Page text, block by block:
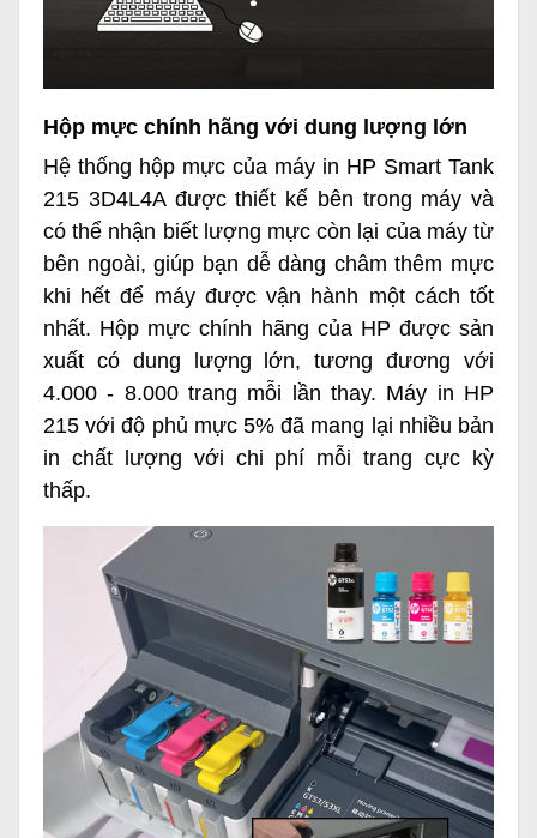
Hộp mực chính hãng với dung lượng lớn
Hệ thống hộp mực của máy in HP Smart Tank
215 3D4L4A được thiết kế bên trong máy và
có thể nhận biết lượng mực còn lại của máy từ
bên ngoài, giúp bạn dễ dàng châm thêm mực
khi hết để máy được vận hành một cách tốt
nhất. Hộp mực chính hãng của HP được sản
xuất có dung lượng lớn, tương đương với
4.000 - 8.000 trang mỗi lần thay. Máy in HP
215 với độ phủ mực 5% đã mang lại nhiều bản
in chất lượng với chi phí mỗi trang cực kỳ
thấp.